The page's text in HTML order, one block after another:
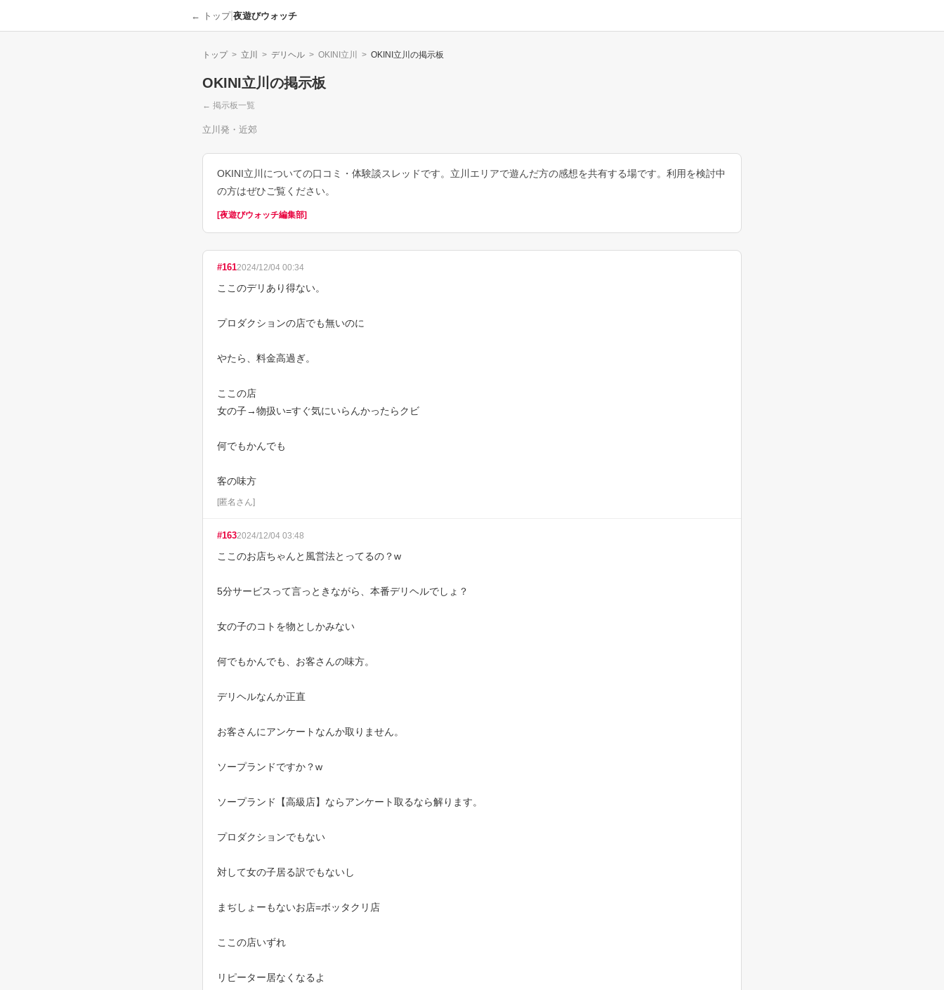
← トップ| 夜遊びウォッチ
トップ > 立川 > デリヘル > OKINI立川 > OKINI立川 の掲示板
OKINI立川 の掲示板
← 掲示板一覧
立川発・近郊
OKINI立川についての口コミ・体験談スレッドです。立川エリアで遊んだ方の感想を共有する場です。利用を検討中
の方はぜひご覧ください。
[夜遊びウォッチ編集部]
#1612024/12/04 00:34
ここのデリあり得ない。
プロダクションの店でも無いのに
やたら、料金高過ぎ。
ここの店
女の子→物扱い=すぐ気にいらんかったらクビ
何でもかんでも
客の味方
[匿名さん]
#1632024/12/04 03:48
ここのお店ちゃんと風営法とってるの？w
5分サービスって言っときながら、本番デリヘルでしょ？
女の子のコトを物としかみない
何でもかんでも、お客さんの味方。
デリヘルなんか正直
お客さんにアンケートなんか取りません。
ソープランドですか？w
ソープランド【高級店】ならアンケート取るなら解ります。
プロダクションでもない
対して女の子居る訳でもないし
まぢしょーもないお店=ボッタクリ店
ここの店いずれ
リピーター居なくなるよ